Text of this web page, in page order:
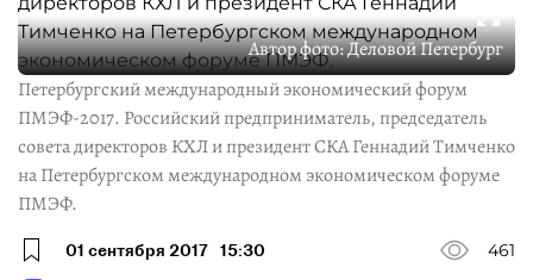
Автор фото:Деловой Петербург
Петербургский международный экономический форум
ПМЭФ-2017. Российский предприниматель, председатель
совета директоров КХЛ и президент СКА Геннадий Тимченко
на Петербургском международном экономическом форуме
ПМЭФ.
01 сентября 2017 15:30
461